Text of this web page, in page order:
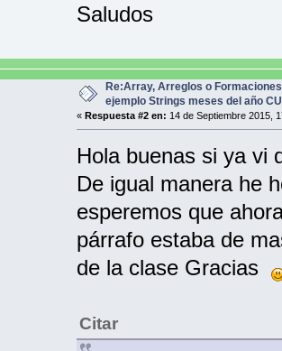
Saludos
Re:Array, Arreglos o
ejemplo Strings meses del año
« Respuesta #2 en: 14 de Septiembre 2015,
Hola buenas si ya
De igual manera he
esperemos que
párrafo estaba de
de la clase Gracias
Citar